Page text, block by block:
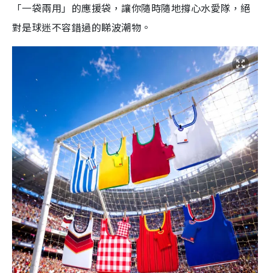
「一袋兩用」的應援袋，讓你隨時隨地撐心水愛隊，絕
對是球迷不容錯過的睇波潮物。